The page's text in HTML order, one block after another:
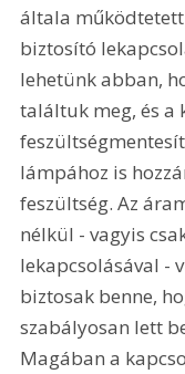
általa
biztosító
lehetünk abban,
találtuk meg, és a
lámpához is
feszültség. Az
nélkül - vagyis
lekapcsolásával -
biztosak benne,
szabályosan lett
Magában a